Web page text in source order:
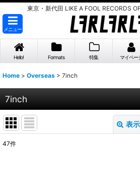
東京・新代田 LIKE A FOOL RECORDS
メニュー
Hello! Formats 特集 マイペー
Home > Overseas > 7inch
7inch
表
47件